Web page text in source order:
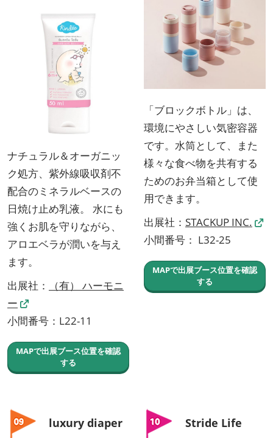
ナチュラル＆オーガニッ
ク処方、紫外線吸収剤不
配合のミネラルベースの
日焼け止め乳液。 水にも
強くお肌を守りながら、
アロエベラが潤いを与え
ます。
出展社：
（有） ハーモニ
ー
小間番号：L22-11
MAPで出展ブース位置を確認
する
「ブロックボトル」は、
環境にやさしい気密容器
です。水筒として、また
様々な食べ物を共有する
ためのお弁当箱として使
用できます。
出展社： STACKUP INC.
小間番号： L32-25
MAPで出展ブース位置を確認
する
luxury diaper
Stride Life